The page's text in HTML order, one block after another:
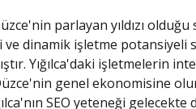
parlayan yıldızı
dinamik işletme potansiyeli
Yığılca'daki işletmelerin
genel ekonomisine
SEO yeteneği